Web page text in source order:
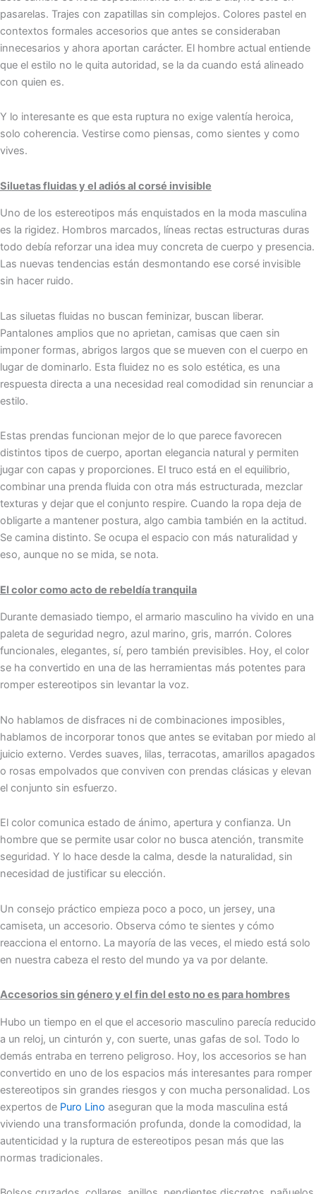
pasarelas. Trajes con zapatillas sin complejos. Colores pastel en
contextos formales accesorios que antes se consideraban
innecesarios y ahora aportan carácter. El hombre actual entiende
que el estilo no le quita autoridad, se la da cuando está alineado
con quien es.
Y lo interesante es que esta ruptura no exige valentía heroica,
solo coherencia. Vestirse como piensas, como sientes y como
vives.
Siluetas fluidas y el adiós al corsé invisible
Uno de los estereotipos más enquistados en la moda masculina
es la rigidez. Hombros marcados, líneas rectas estructuras duras
todo debía reforzar una idea muy concreta de cuerpo y presencia.
Las nuevas tendencias están desmontando ese corsé invisible
sin hacer ruido.
Las siluetas fluidas no buscan feminizar, buscan liberar.
Pantalones amplios que no aprietan, camisas que caen sin
imponer formas, abrigos largos que se mueven con el cuerpo en
lugar de dominarlo. Esta fluidez no es solo estética, es una
respuesta directa a una necesidad real comodidad sin renunciar a
estilo.
Estas prendas funcionan mejor de lo que parece favorecen
distintos tipos de cuerpo, aportan elegancia natural y permiten
jugar con capas y proporciones. El truco está en el equilibrio,
combinar una prenda fluida con otra más estructurada, mezclar
texturas y dejar que el conjunto respire. Cuando la ropa deja de
obligarte a mantener postura, algo cambia también en la actitud.
Se camina distinto. Se ocupa el espacio con más naturalidad y
eso, aunque no se mida, se nota.
El color como acto de rebeldía tranquila
Durante demasiado tiempo, el armario masculino ha vivido en una
paleta de seguridad negro, azul marino, gris, marrón. Colores
funcionales, elegantes, sí, pero también previsibles. Hoy, el color
se ha convertido en una de las herramientas más potentes para
romper estereotipos sin levantar la voz.
No hablamos de disfraces ni de combinaciones imposibles,
hablamos de incorporar tonos que antes se evitaban por miedo al
juicio externo. Verdes suaves, lilas, terracotas, amarillos apagados
o rosas empolvados que conviven con prendas clásicas y elevan
el conjunto sin esfuerzo.
El color comunica estado de ánimo, apertura y confianza. Un
hombre que se permite usar color no busca atención, transmite
seguridad. Y lo hace desde la calma, desde la naturalidad, sin
necesidad de justificar su elección.
Un consejo práctico empieza poco a poco, un jersey, una
camiseta, un accesorio. Observa cómo te sientes y cómo
reacciona el entorno. La mayoría de las veces, el miedo está solo
en nuestra cabeza el resto del mundo ya va por delante.
Accesorios sin género y el fin del esto no es para hombres
Hubo un tiempo en el que el accesorio masculino parecía reducido
a un reloj, un cinturón y, con suerte, unas gafas de sol. Todo lo
demás entraba en terreno peligroso. Hoy, los accesorios se han
convertido en uno de los espacios más interesantes para romper
estereotipos sin grandes riesgos y con mucha personalidad. Los
expertos de Puro Lino aseguran que la moda masculina está
viviendo una transformación profunda, donde la comodidad, la
autenticidad y la ruptura de estereotipos pesan más que las
normas tradicionales.